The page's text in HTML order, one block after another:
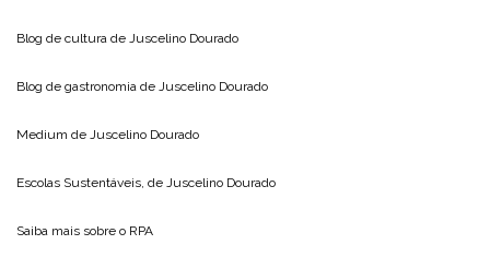
Blog de cultura de Juscelino Dourado
Blog de gastronomia de Juscelino Dourado
Medium de Juscelino Dourado
Escolas Sustentáveis, de Juscelino Dourado
Saiba mais sobre o RPA